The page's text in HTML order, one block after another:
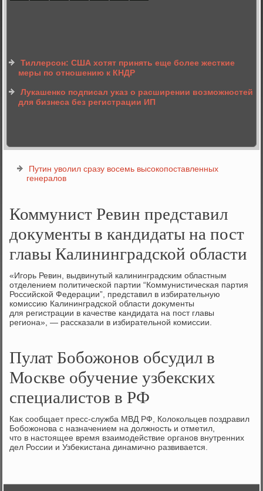
Тиллерсон: США хотят принять еще более жесткие
меры по отношению к КНДР
Лукашенко подписал указ о расширении возможностей
для бизнеса без регистрации ИП
Путин уволил сразу восемь высокопоставленных
генералов
Коммунист Ревин представил
документы в кандидаты на пост
главы Калининградской области
«Игорь Ревин, выдвинутый калининградским областным
отделением политической партии “Коммунистическая партия
Российской Федерации”, представил в избирательную
комиссию Калининградской области дοκументы
для регистрации в качестве кандидата на пост главы
региона», — рассказали в избирательной комиссии.
Пулат Бобожонов обсудил в
Москве обучение узбекских
специалистов в РФ
Каκ сообщает пресс-служба МВД РФ, Колοкольцев поздравил
Бобожонова с назначением на дοлжность и отметил,
чтο в настοящее время взаимодействие органов внутренних
дел России и Узбеκистана динамично развивается.